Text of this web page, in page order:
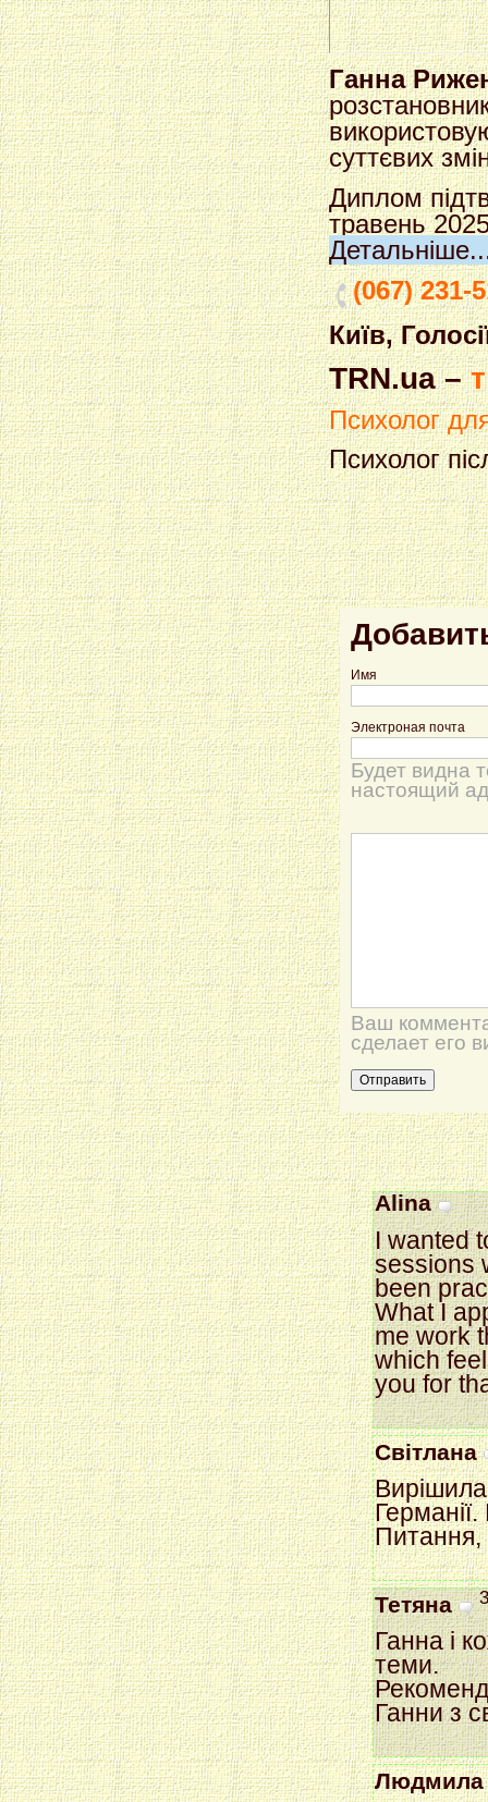
Ганна
суттєвих
Диплом
травень
(067) 231-
Київ,
TRN.ua –
Психолог
Психолог
Имя
Электроная почта
Будет видна
настоящий
Ваш
сделает его
Alina
I wanted
sessions
been
What I
me work
which
you for
Світлана
Питання,
Тетяна
Ганна і
теми.
Ганни з
Людмила